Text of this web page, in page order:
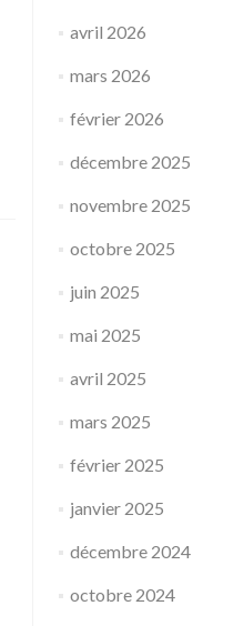
avril 2026
mars 2026
février 2026
décembre 2025
novembre 2025
octobre 2025
juin 2025
mai 2025
avril 2025
mars 2025
février 2025
janvier 2025
décembre 2024
octobre 2024